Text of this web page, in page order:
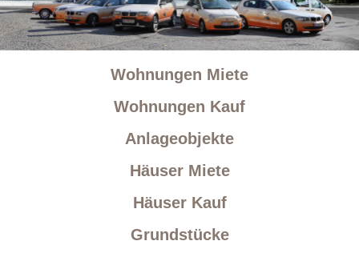
Wohnungen Miete
Wohnungen Kauf
Anlageobjekte
Häuser Miete
Häuser Kauf
Grundstücke